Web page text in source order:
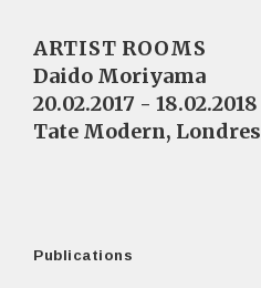
ARTIST ROOMS
Daido Moriyama
20.02.2017 - 18.02.2018
Tate Modern, Londres
Publications